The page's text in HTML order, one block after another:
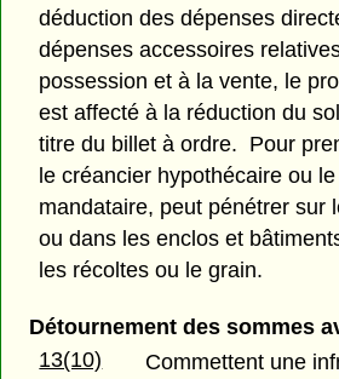
déduction des dépenses
dépenses accessoires
possession et à la vente, le
est affecté à la réduction du
titre du billet à ordre. Pour
le créancier hypothécaire ou
mandataire, peut pénétrer sur
ou dans les enclos et
les récoltes ou le grain.
Détournement des sommes
13(10)
Commettent une